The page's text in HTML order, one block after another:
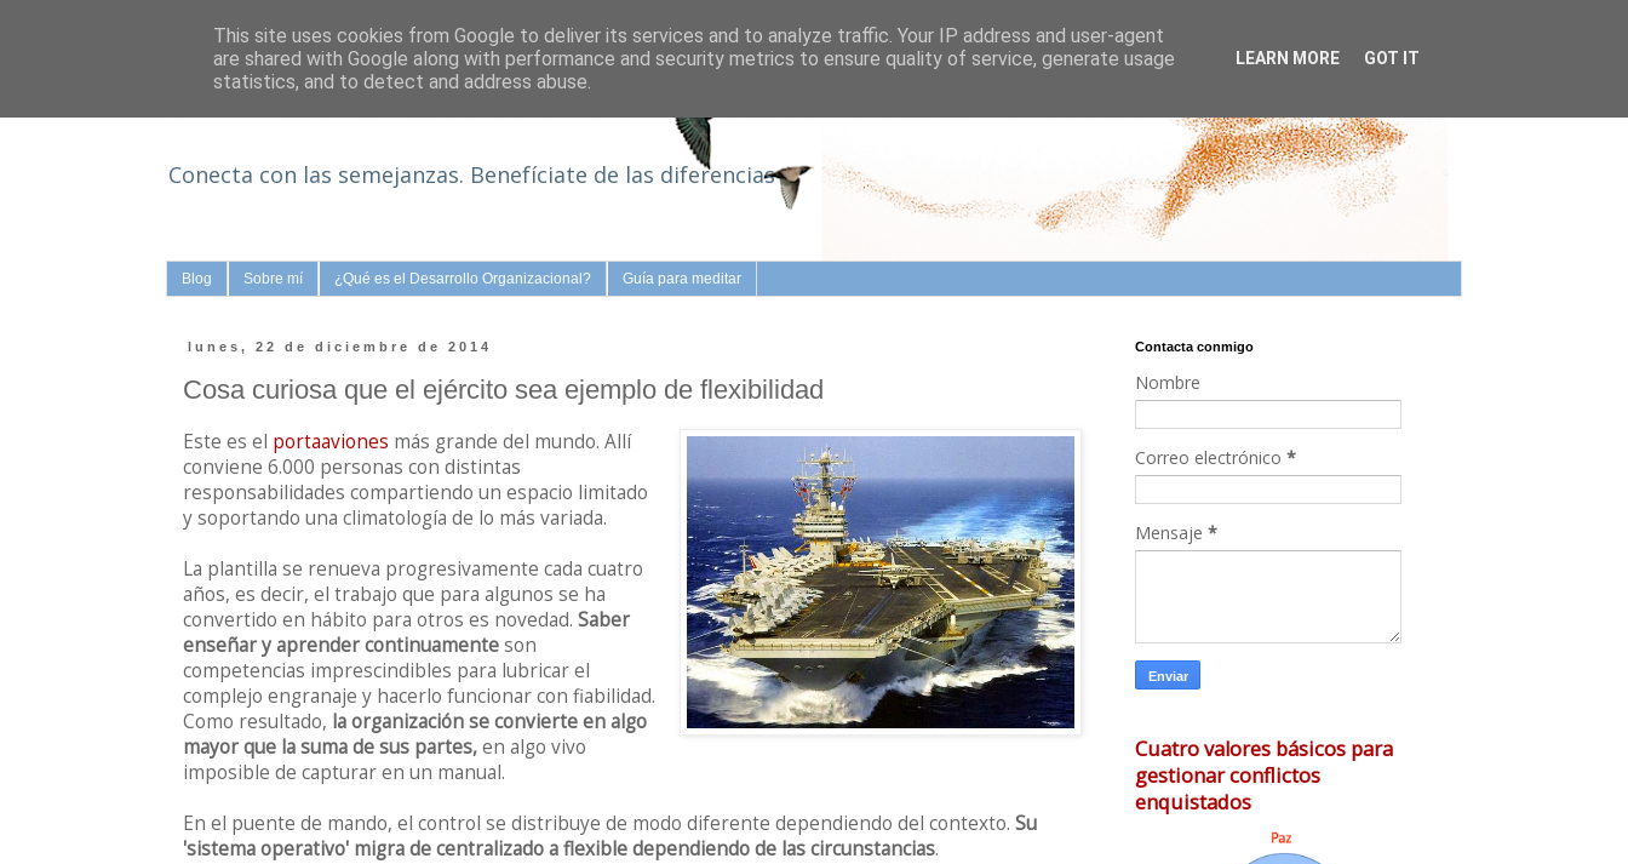
Equipos en tiempos de redes
Conecta con las semejanzas. Benefíciate de las diferencias
Blog Sobre mí ¿Qué es el Desarrollo Organizacional? Guía para meditar
lunes, 22 de diciembre de 2014
Cosa curiosa que el ejército sea ejemplo de flexibilidad
Este es el portaaviones más grande del mundo. Allí
conviene 6.000 personas con distintas
responsabilidades compartiendo un espacio limitado
y soportando una climatología de lo más variada.
La plantilla se renueva progresivamente cada cuatro
años, es decir, el trabajo que para algunos se ha
convertido en hábito para otros es novedad. Saber
enseñar y aprender continuamenteson
competencias imprescindibles para lubricar el
complejo engranaje y hacerlo funcionar con fiabilidad.
Como resultado, la organización se convierte en algo
mayor que la suma de sus partes,en algo vivo
imposible de capturar en un manual.
En el puente de mando, el control se distribuye de modo diferente dependiendo del contexto. Su
'sistema operativo' migra de centralizado a flexible dependiendo de las circunstancias.
Contacta conmigo
Nombre
Correo electrónico *
Mensaje *
Cuatro valores básicos para
gestionar conflictos
enquistados
This site uses cookies from Google to deliver its services and to analyze traffic. Your IP address and user-agent
are shared with Google along with performance and security metrics to ensure quality of service, generate usage
statistics, and to detect and address abuse.
LEARN MORE GOT IT